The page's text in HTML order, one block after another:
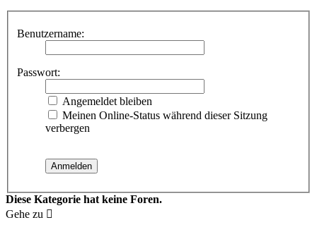
Benutzername:
Passwort:
Angemeldet bleiben
Meinen Online-Status während dieser Sitzung
verbergen
Diese Kategorie hat keine Foren.
Gehe zu